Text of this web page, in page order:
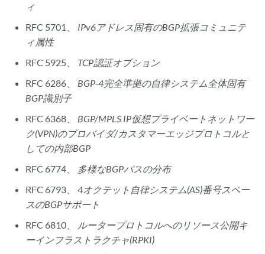
ィ
RFC 5701、 IPv6アドレス固有のBGP拡張コミュニテ
ィ属性
RFC 5925、 TCP認証オプション
RFC 6286、 BGP-4完全準拠の自律システム全体固有
BGP識別子
RFC 6368、 BGP/MPLS IP仮想プライベートネットワー
ク(VPN)のプロバイダ/カスタマーエッジプロトコルと
しての内部BGP
RFC 6774、 多様なBGPパスの分布
RFC 6793、4オクテット自律システム(AS)番号スペー
スのBGPサポート
RFC 6810、 ルータープロトコルへのリソース公開キ
ーインフラストラクチャ(RPKI)